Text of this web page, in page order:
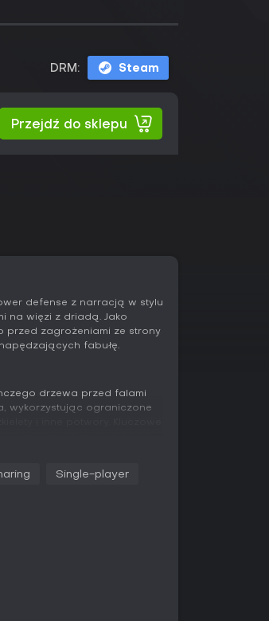
DRM: Steam
Przejdź do sklepu
defense z narracją w stylu
na więzi z driadą. Jako
przed zagrożeniami ze strony
fabułę.
drzewa przed falami
wykorzystując ograniczone
ulepszenia zdolności,
Bezszwowo wplecione
przechodzą płynnie w
Single-player